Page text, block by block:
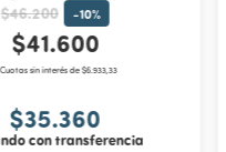
$46.200 -10%
$41.600
sin interés de $6.933,33
$35.360
con transferencia